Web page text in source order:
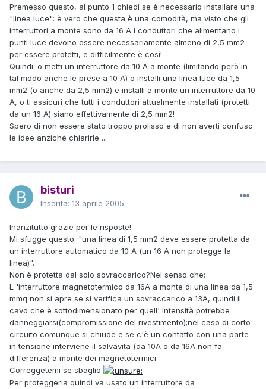
Premesso questo, al punto 1 chiedi se è necessario installare una
"linea luce": è vero che questa è una comodità, ma visto che gli
interruttori a monte sono da 16 A i conduttori che alimentano i
punti luce devono essere necessariamente almeno di 2,5 mm2
per essere protetti, e difficilmente è così!
Quindi: o metti un interruttore da 10 A a monte (limitando però in
tal modo anche le prese a 10 A) o installi una linea luce da 1,5
mm2 (o anche da 2,5 mm2) e installi a monte un interruttore da 10
A, o ti assicuri che tutti i conduttori attualmente installati (protetti
da un 16 A) siano effettivamente di 2,5 mm2!
Spero di non essere stato troppo prolisso e di non averti confuso
le idee anzichè chiarirle ...
bisturi
Inserita: 13 aprile 2005
Inanzitutto grazie per le risposte!
Mi sfugge questo: "una linea di 1,5 mm2 deve essere protetta da
un interruttore automatico da 10 A (un 16 A non protegge la
linea)".
Non è protetta dal solo sovraccarico?Nel senso che:
L 'interruttore magnetotermico da 16A a monte di una linea da 1,5
mmq non si apre se si verifica un sovraccarico a 13A, quindi il
cavo che è sottodimensionato per quell' intensità potrebbe
danneggiarsi(compromissione del rivestimento);nel caso di corto
circuito comunque si chiude e se c'è un contatto con una parte
in tensione interviene il salvavita (da 10A o da 16A non fa
differenza) a monte dei magnetotermici
Correggetemi se sbaglio
Per proteggerla quindi va usato un interruttore da